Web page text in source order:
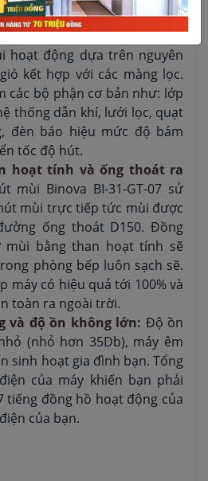
hút hết các mùi thức ăn làm
lại cho căn bếp luôn thông
hoạt động dựa trên nguyên
kết hợp với các màng lọc.
các bộ phận cơ bản như: lớp
thống dẫn khí, lưới lọc, quạt
đèn báo hiệu mức độ bám
tốc độ hút.
hoạt tính và ống thoát ra
mùi Binova BI-31-GT-07 sử
mùi trực tiếp tức mùi được
ống thoát D150. Đồng
bằng than hoạt tính sẽ
phòng bếp luôn sạch sẽ.
máy có hiệu quả tới 100% và
toàn ra ngoài trời.
và độ ồn không lớn: Độ ồn
(nhỏ hơn 35Db), máy êm
sinh hoạt gia đình bạn. Tổng
của máy khiến bạn phải
tiếng đồng hồ hoạt động của
của bạn.